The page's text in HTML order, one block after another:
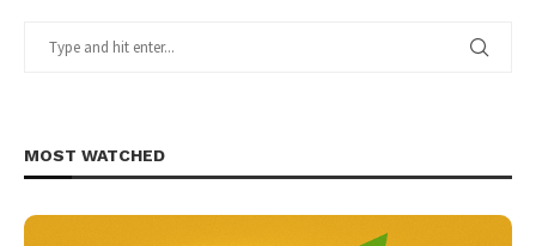
MOST WATCHED